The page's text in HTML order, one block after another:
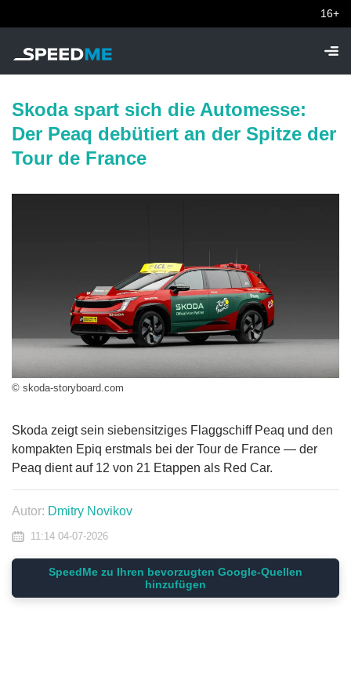
16+
Skoda spart sich die Automesse:
Der Peaq debütiert an der Spitze der
Tour de France
© skoda-storyboard.com
Skoda zeigt sein siebensitziges Flaggschiff Peaq und den
kompakten Epiq erstmals bei der Tour de France — der
Peaq dient auf 12 von 21 Etappen als Red Car.
Autor: Dmitry Novikov
11:14 04-07-2026
SpeedMe zu Ihren bevorzugten Google-Quellen
hinzufügen